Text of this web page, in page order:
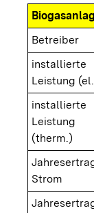
Betreiber
installierte
Leistung
installierte
Leistung
(therm.)
Strom